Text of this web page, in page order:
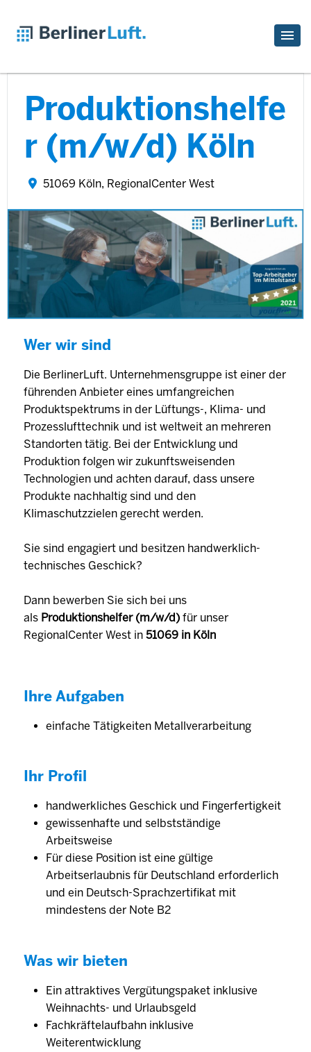
Produktionshelfe
r (m/w/d) Köln
51069 Köln, RegionalCenter West
Wer wir sind
Die BerlinerLuft. Unternehmensgruppe ist einer der
führenden Anbieter eines umfangreichen
Produktspektrums in der Lüftungs-, Klima- und
Prozesslufttechnik und ist weltweit an mehreren
Standorten tätig. Bei der Entwicklung und
Produktion folgen wir zukunftsweisenden
Technologien und achten darauf, dass unsere
Produkte nachhaltig sind und den
Klimaschutzzielen gerecht werden.
Sie sind engagiert und besitzen handwerklich-
technisches Geschick?
Dann bewerben Sie sich bei uns
als Produktionshelfer (m/w/d) für unser
RegionalCenter West in 51069 in Köln
Ihre Aufgaben
einfache Tätigkeiten Metallverarbeitung
Ihr Profil
handwerkliches Geschick und Fingerfertigkeit
gewissenhafte und selbstständige
Arbeitsweise
Für diese Position ist eine gültige
Arbeitserlaubnis für Deutschland erforderlich
und ein Deutsch-Sprachzertifikat mit
mindestens der Note B2
Was wir bieten
Ein attraktives Vergütungspaket inklusive
Weihnachts- und Urlaubsgeld
Fachkräftelaufbahn inklusive
Weiterentwicklung